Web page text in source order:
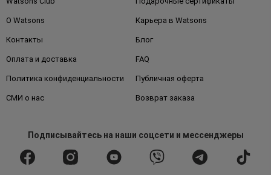
О Watsons Карьера в Watsons
Контакты Блог
Оплата и доставка FAQ
Политика конфиденциальности Публичная оферта
СМИ о нас Возврат заказа
Подписывайтесьна наши соцсети и мессенджеры